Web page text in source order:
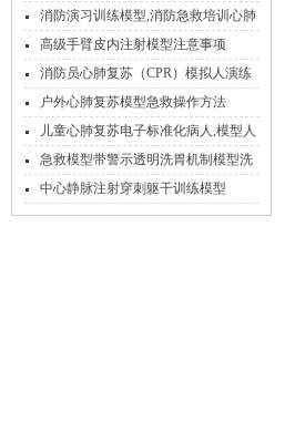
推荐
消防演习训练模型,消防急救培训心肺
复苏模型
高级手臂皮内注射模型注意事项
消防员心肺复苏（CPR）模拟人演练
户外心肺复苏模型急救操作方法
儿童心肺复苏电子标准化病人,模型人
急救模型带警示透明洗胃机制模型洗
胃模型操作
中心静脉注射穿刺躯干训练模型